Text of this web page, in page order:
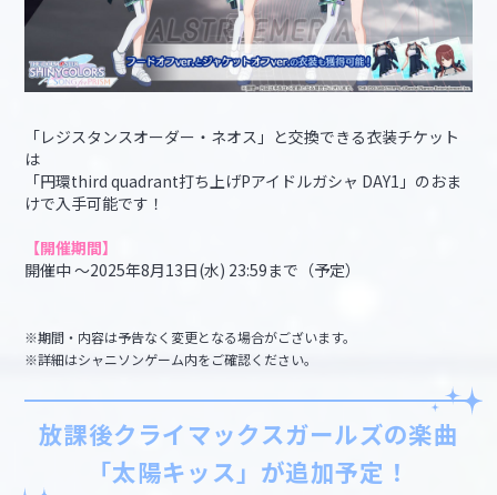
「レジスタンスオーダー・ネオス」と交換できる衣装チケット
は
「円環third quadrant打ち上げPアイドルガシャ DAY1」のおま
けで入手可能です！
【開催期間】
開催中 ～2025年8月13日(水) 23:59まで（予定）
※期間・内容は予告なく変更となる場合がございます。
※詳細はシャニソンゲーム内をご確認ください。
放課後クライマックスガールズの楽曲
「太陽キッス」が追加予定！